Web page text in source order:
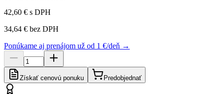
42,60 € s DPH
34,64 € bez DPH
Ponúkame aj prenájom už od 1 €/deň →
Získať cenovú ponuku Predobjednať